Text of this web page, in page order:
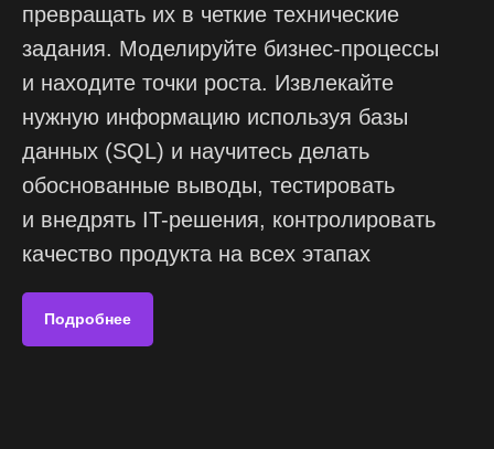
превращать их в четкие технические
задания. Моделируйте бизнес-процессы
и находите точки роста. Извлекайте
нужную информацию используя базы
данных (SQL) и научитесь делать
обоснованные выводы, тестировать
и внедрять IT-решения, контролировать
качество продукта на всех этапах
Подробнее